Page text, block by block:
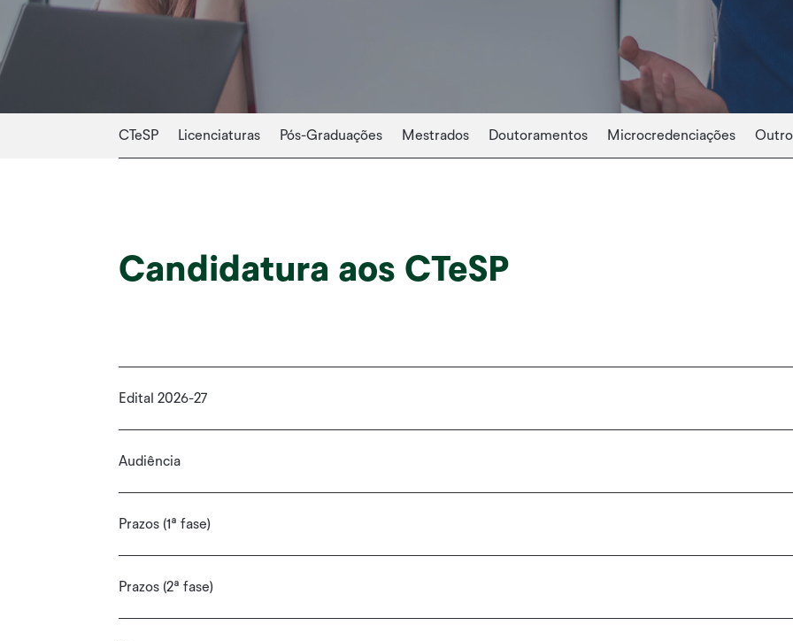
CTeSP Licenciaturas Pós-Graduações Mestrados Doutoramentos Microcredenciações
Candidatura aos CTeSP
Edital 2026-27
Audiência
Prazos (1ª fase)
Prazos (2ª fase)